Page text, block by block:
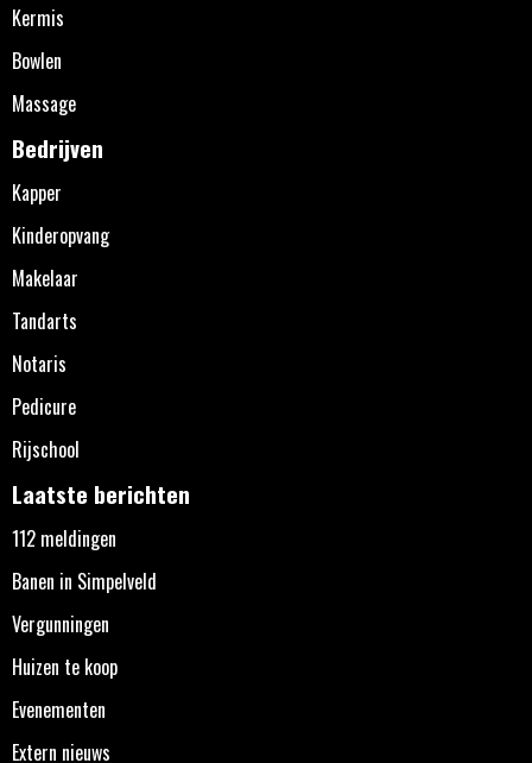
Kermis
Bowlen
Massage
Bedrijven
Kapper
Kinderopvang
Makelaar
Tandarts
Notaris
Pedicure
Rijschool
Laatste berichten
112 meldingen
Banen in Simpelveld
Vergunningen
Huizen te koop
Evenementen
Extern nieuws